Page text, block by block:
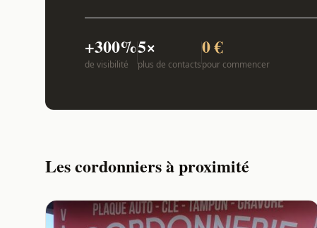
+300%
de visibilité
5×
plus de contacts
0 €
pour commencer
Les cordonniers à proximité